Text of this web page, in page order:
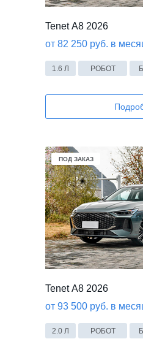
Tenet А8 2026
от 82 250 руб. в
1.6 Л РОБОТ
Tenet А8 2026
от 93 500 руб. в
2.0 Л РОБОТ
ПОД ЗАКАЗ